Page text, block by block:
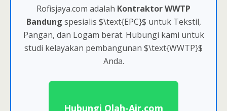
Rofisjaya.com adalah Kontraktor WWTP
Bandung spesialis $\text{EPC}$ untuk Tekstil,
Pangan, dan Logam berat. Hubungi kami untuk
studi kelayakan pembangunan $\text{WWTP}$
Anda.
Hubungi Olah-Air.com